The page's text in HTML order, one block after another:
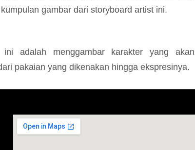
gambar dari storyboard artist ini.
adalah menggambar karakter yang akan
pakaian yang dikenakan hingga ekspresinya.